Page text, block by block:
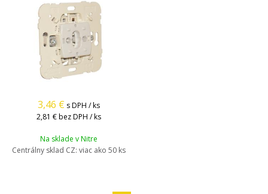
3,46 € s DPH / ks
2,81 € bez DPH / ks
Na sklade v Nitre
Centrálny sklad CZ: viac ako 50 ks